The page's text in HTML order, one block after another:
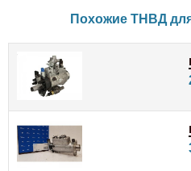
Похожие ТНВД